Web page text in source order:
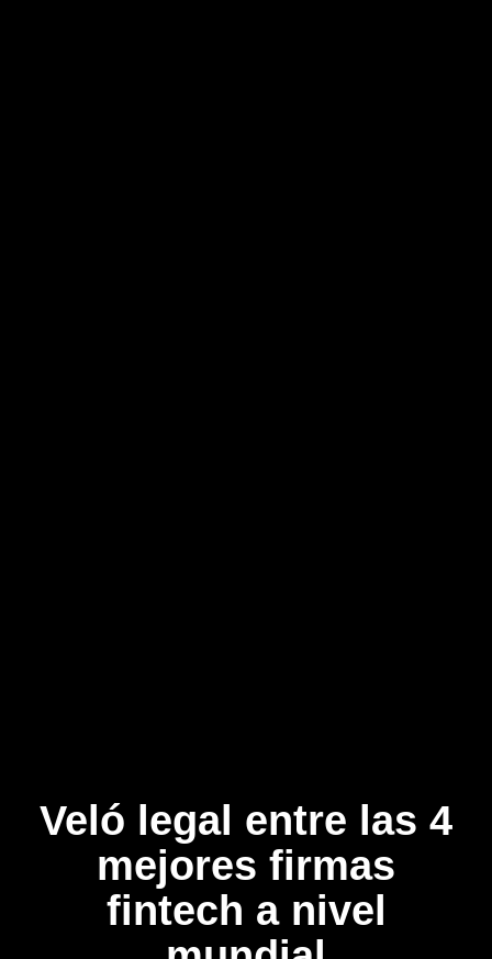
Veló legal entre las 4
mejores firmas
fintech a nivel